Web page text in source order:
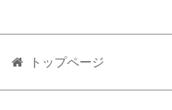
トップページ